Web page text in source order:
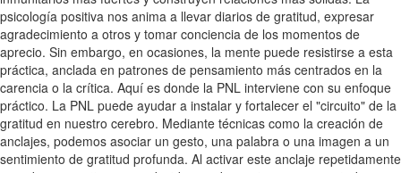
psicología positiva nos anima a llevar diarios de gratitud, expresar
agradecimiento a otros y tomar conciencia de los momentos de
aprecio. Sin embargo, en ocasiones, la mente puede resistirse a esta
práctica, anclada en patrones de pensamiento más centrados en la
carencia o la crítica. Aquí es donde la PNL interviene con su enfoque
práctico. La PNL puede ayudar a instalar y fortalecer el "circuito" de la
gratitud en nuestro cerebro. Mediante técnicas como la creación de
anclajes, podemos asociar un gesto, una palabra o una imagen a un
sentimiento de gratitud profunda. Al activar este anclaje repetidamente